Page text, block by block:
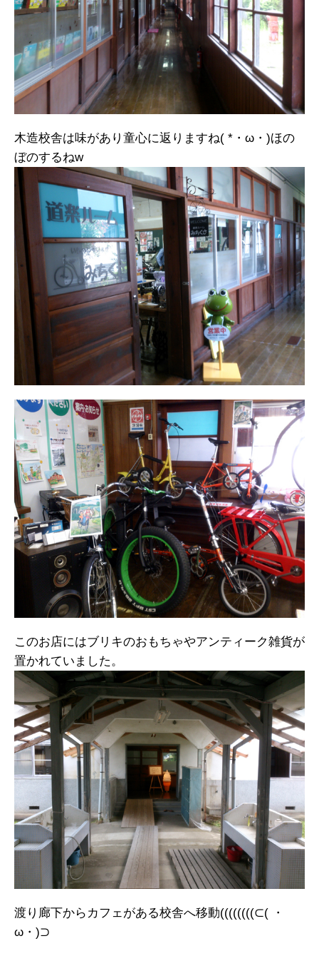
木造校舎は味があり童心に返りますね( *・ω・)ほの
ぼのするねw
このお店にはブリキのおもちゃやアンティーク雑貨が
置かれていました。
渡り廊下からカフェがある校舎へ移動((((((((⊂( ・
ω・)⊃